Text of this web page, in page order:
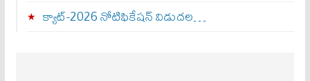
క్యాట్-2026 నోటిఫికేషన్ విడుదల…